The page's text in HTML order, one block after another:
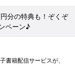
分の特典も！ぞくぞ
ペーン♪
書籍配信サービスが、